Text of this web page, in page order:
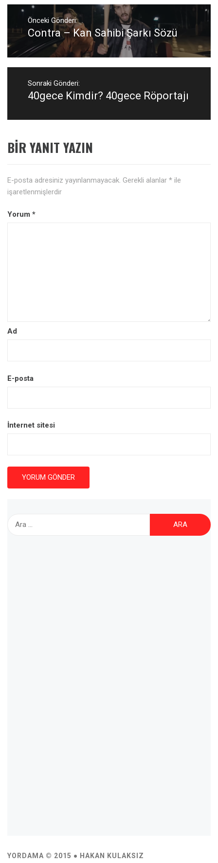
Yazı
gezinmesi
Önceki Gönderi:
Önceki
Gönderi:
Contra – Kan Sahibi Şarkı Sözü
Sonraki Gönderi:
Sonraki
40gece Kimdir? 40gece Röportajı
BIR YANIT YAZIN
E-posta adresiniz yayınlanmayacak. Gerekli alanlar * ile
işaretlenmişlerdir
Yorum *
Ad
E-posta
İnternet sitesi
YORDAMA © 2015 ● HAKAN KULAKSIZ